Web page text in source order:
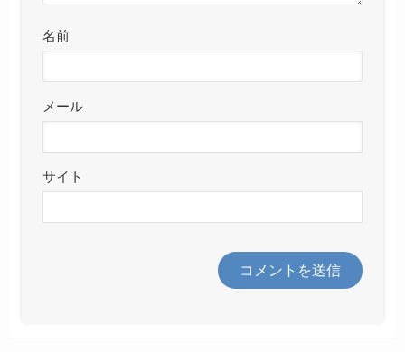
名前
メール
サイト